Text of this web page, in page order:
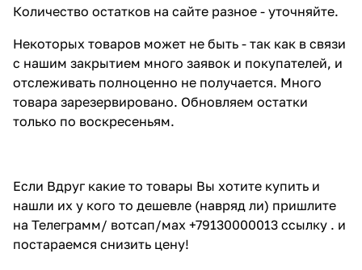
Количество остатков на сайте разное - уточняйте.
Некоторых товаров может не быть - так как в связи
с нашим закрытием много заявок и покупателей, и
отслеживать полноценно не получается. Много
товара зарезервировано. Обновляем остатки
только по воскресеньям.
Если Вдруг какие то товары Вы хотите купить и
нашли их у кого то дешевле (навряд ли) пришлите
на Телеграмм/ вотсап/мах +79130000013 ссылку . и
постараемся снизить цену!